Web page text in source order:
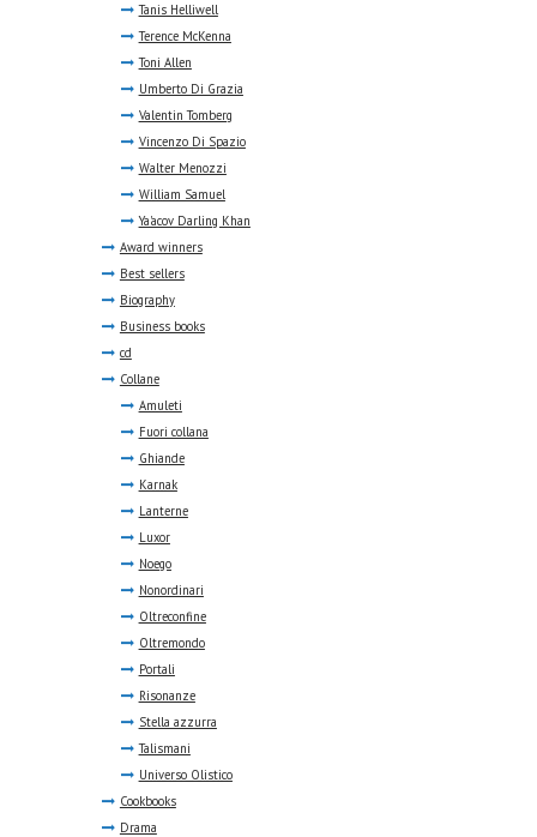
Tanis Helliwell
Terence McKenna
Toni Allen
Umberto Di Grazia
Valentin Tomberg
Vincenzo Di Spazio
Walter Menozzi
William Samuel
Ya'acov Darling Khan
Award winners
Best sellers
Biography
Business books
cd
Collane
Amuleti
Fuori collana
Ghiande
Karnak
Lanterne
Luxor
Noego
Nonordinari
Oltreconfine
Oltremondo
Portali
Risonanze
Stella azzurra
Talismani
Universo Olistico
Cookbooks
Drama